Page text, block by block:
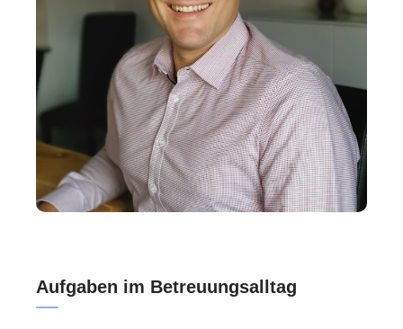
Aufgaben im Betreuungsalltag